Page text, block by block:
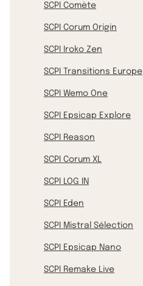
SCPI Comète
SCPI Corum Origin
SCPI Iroko Zen
SCPI Transitions Europe
SCPI Wemo One
SCPI Epsicap Explore
SCPI Reason
SCPI Corum XL
SCPI LOG IN
SCPI Eden
SCPI Mistral Sélection
SCPI Epsicap Nano
SCPI Remake Live